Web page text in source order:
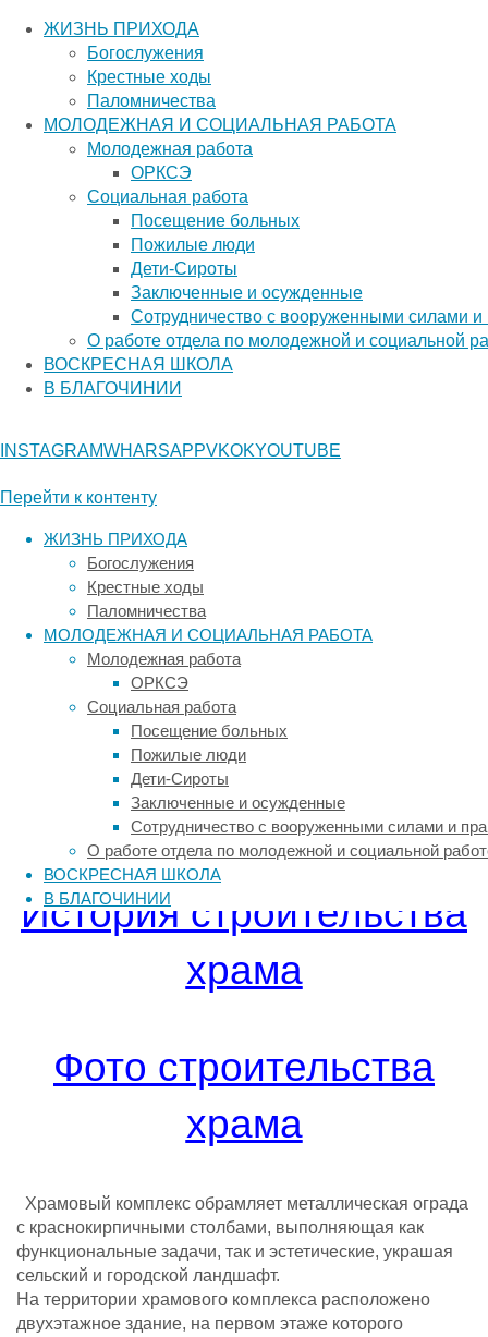
ЖИЗНЬ ПРИХОДА
Богослужения
Крестные ходы
Паломничества
МОЛОДЕЖНАЯ И СОЦИАЛЬНАЯ РАБОТА
Молодежная работа
ОРКСЭ
Социальная работа
Посещение больных
Пожилые люди
Дети-Сироты
Заключенные и осужденные
Сотрудничество с вооруженными силами
О работе отдела по молодежной и социальной
ВОСКРЕСНАЯ ШКОЛА
В БЛАГОЧИНИИ
INSTAGRAMWHARSAPPVKOKYOUTUBE
Перейти к контенту
ЖИЗНЬ ПРИХОДА
Богослужения
Крестные ходы
Паломничества
МОЛОДЕЖНАЯ И СОЦИАЛЬНАЯ РАБОТА
Молодежная работа
ОРКСЭ
Социальная работа
Посещение больных
Пожилые люди
Дети-Сироты
Заключенные и осужденные
Сотрудничество с вооруженными силами и
О работе отдела по молодежной и социальной
ВОСКРЕСНАЯ ШКОЛА
В БЛАГОЧИНИИ
О ХРАМЕ
О Храме
Храмовый комплекс расположен на Приханкайской
низменности, в центрально-западной части
Приморского края, «на горке», в центре старинного
села Спасское Спасского муниципального района
(основано в 1886 г., население 5778 человек по
переписи 2010 г.) на перекрёстке улиц Комсомольской
и Хрещатицкой.
История строительства
храма
Фото строительства
храма
Храмовый комплекс обрамляет металлическая ограда
с краснокирпичными столбами, выполняющая как
функциональные задачи, так и эстетические, украшая
сельский и городской ландшафт.
На территории храмового комплекса расположено
двухэтажное здание, на первом этаже которого